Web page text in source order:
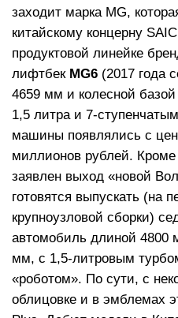
заходит марка MG,
китайскому концерну
продуктовой линейке
лифтбек MG6 (2017 года
4659 мм и колесной
1,5 литра и 7-
машины появлялись с
миллионов рублей.
заявлен выход «новой
готовятся выпускать (на
крупноузловой сборки)
автомобиль длиной 4800
мм, с 1,5-литровым
«роботом». По сути, с
облицовке и в эмблемах